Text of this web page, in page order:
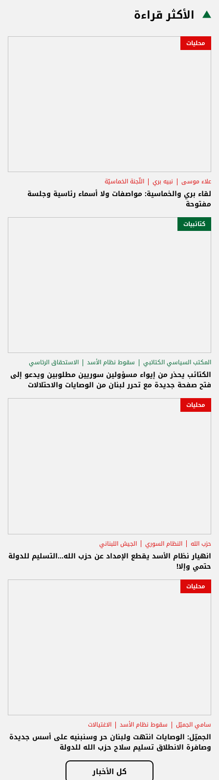
الأكثر قراءة
محليات
علاء موسى نبيه بري اللّجنة الخماسيّة
لقاء بري والخماسية: مواصفات ولا أسماء رئاسية وجلسة
مفتوحة
كتائبيات
المكتب السياسي الكتائبي سقوط نظام الأسد الاستحقاق الرئاسي
الكتائب يحذر من إيواء مسؤولين سوريين مطلوبين ويدعو إلى
فتح صفحة جديدة مع تحرر لبنان من الوصايات والاحتلالات
محليات
حزب الله النظام السوري الجيش اللبناني
انهيار نظام الأسد يقطع الإمداد عن حزب الله...التسليم للدولة
حتمي وإلا!
محليات
سامي الجميّل سقوط نظام الأسد الاغتيالات
الجميّل: الوصايات انتهت ولبنان حر وسنبنيه على أسس جديدة
وصافرة الانطلاق تسليم سلاح حزب الله للدولة
كل الأخبار